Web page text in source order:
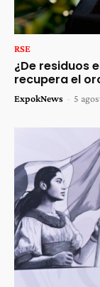
RSE
¿De residuos
recupera el
ExpokNews - 5